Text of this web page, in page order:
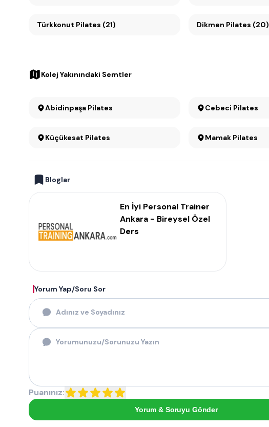
Türkkonut Pilates (21) Dikmen Pilates (20)
Kolej Yakınındaki Semtler
Abidinpaşa Pilates Cebeci Pilates
Küçükesat Pilates Mamak Pilates
Bloglar
En İyi Personal Trainer
Ankara - Bireysel Özel
Ders
Yorum Yap/Soru Sor
Puanınız:
Yorum & Soruyu Gönder